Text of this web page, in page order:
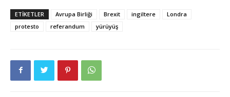
ETIKETLER Avrupa Birliği Brexit ingiltere
Londra
protesto
referandum yürüyüş